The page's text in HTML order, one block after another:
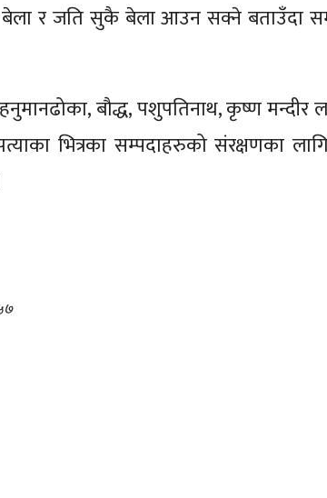
र जति सुकै बेला आउन सक्ने बताउँदा
हनुमानढोका, बौद्ध, पशुपतिनाथ, कृष्ण
भित्रका सम्पदाहरुको संरक्षणका